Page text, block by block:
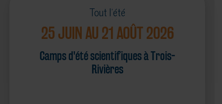
Tout l'été
25 JUIN AU 21 AOÛT 2026
Camps d'été scientifiques à Trois-
Rivières